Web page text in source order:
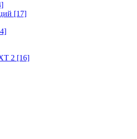
[17]
2 [16]